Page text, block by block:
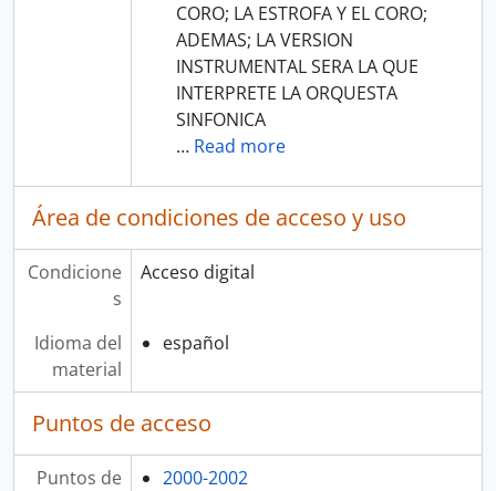
CORO; LA ESTROFA Y EL CORO;
ADEMAS; LA VERSION
INSTRUMENTAL SERA LA QUE
INTERPRETE LA ORQUESTA
SINFONICA
… Read more
Área de condiciones de acceso y uso
Condicione
s
Acceso digital
Idioma del
material
español
Puntos de acceso
Puntos de
2000-2002